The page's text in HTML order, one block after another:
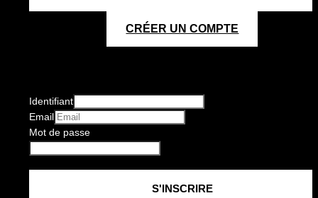
CRÉER UN COMPTE
Identifiant
Email
Mot de passe